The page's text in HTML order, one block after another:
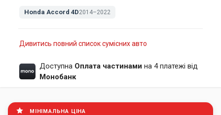
Honda Accord 4D2014–2022
Дивитись повний список сумісних авто
Доступна Оплата частинами на 4 платежі від
Монобанк
МІНІМАЛЬНА ЦІНА